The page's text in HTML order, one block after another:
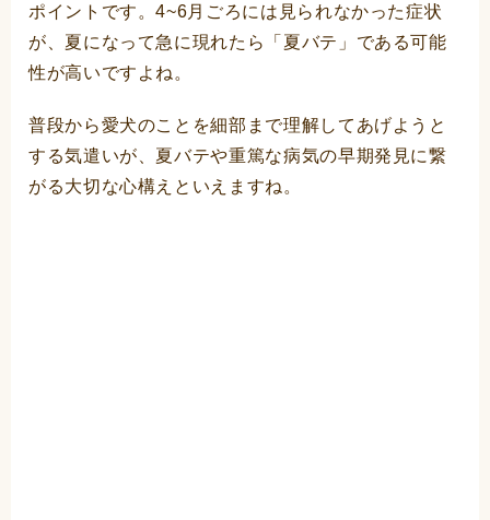
ポイントです。4~6月ごろには見られなかった症状
が、夏になって急に現れたら「夏バテ」である可能
性が高いですよね。
普段から愛犬のことを細部まで理解してあげようと
する気遣いが、夏バテや重篤な病気の早期発見に繋
がる大切な心構えといえますね。